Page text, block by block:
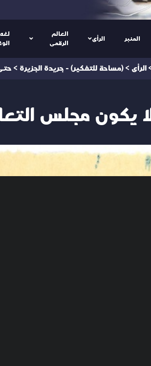
المنبر الرأى
العالم
الرقمى
لغه
الرأى > (مساحة للتفكير) - جريدة الجزيرة >
يكون مجلس